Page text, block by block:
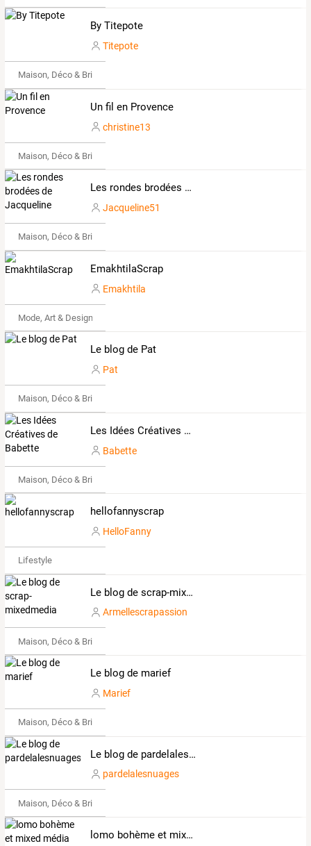
By Titepote
Titepote
Maison, Déco & Bricolage
Un fil en Provence
christine13
Maison, Déco & Bricolage
Les rondes brodées de Jacqueline
Jacqueline51
Maison, Déco & Bricolage
EmakhtilaScrap
Emakhtila
Mode, Art & Design
Le blog de Pat
Pat
Maison, Déco & Bricolage
Les Idées Créatives de Babette
Babette
Maison, Déco & Bricolage
hellofannyscrap
HelloFanny
Lifestyle
Le blog de scrap-mixedmedia
Armellescrapassion
Maison, Déco & Bricolage
Le blog de marief
Marief
Maison, Déco & Bricolage
Le blog de pardelalesnuages
pardelalesnuages
Maison, Déco & Bricolage
lomo bohème et mixed média